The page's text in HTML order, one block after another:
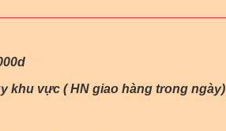
khu vực ( HN giao hàng trong ngày)